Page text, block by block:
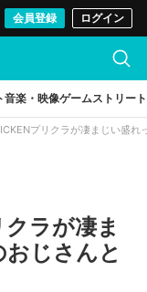
会員登録 ログイン
音楽・映像ゲームストリート
プリクラが凄まじい盛
ラが凄ま
じさんと